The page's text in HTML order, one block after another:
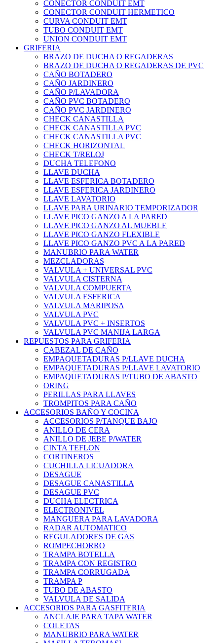
CONECTOR CONDUIT EMT
CONECTOR CONDUIT HERMETICO
CURVA CONDUIT EMT
TUBO CONDUIT EMT
UNION CONDUIT EMT
GRIFERIA
BRAZO DE DUCHA O REGADERAS
BRAZO DE DUCHA O REGADERAS DE PVC
CAÑO BOTADERO
CAÑO JARDINERO
CAÑO P/LAVADORA
CAÑO PVC BOTADERO
CAÑO PVC JARDINERO
CHECK CANASTILLA
CHECK CANASTILLA PVC
CHECK CANASTILLA PVC
CHECK HORIZONTAL
CHECK T/RELOJ
DUCHA TELEFONO
LLAVE DUCHA
LLAVE ESFERICA BOTADERO
LLAVE ESFERICA JARDINERO
LLAVE LAVATORIO
LLAVE PARA URINARIO TEMPORIZADOR
LLAVE PICO GANZO A LA PARED
LLAVE PICO GANZO AL MUEBLE
LLAVE PICO GANZO FLEXIBLE
LLAVE PICO GANZO PVC A LA PARED
MANUBRIO PARA WATER
MEZCLADORAS
VALVULA + UNIVERSAL PVC
VALVULA CISTERNA
VALVULA COMPUERTA
VALVULA ESFERICA
VALVULA MARIPOSA
VALVULA PVC
VALVULA PVC + INSERTOS
VALVULA PVC MANIJA LARGA
REPUESTOS PARA GRIFERIA
CABEZAL DE CAÑO
EMPAQUETADURAS P/LLAVE DUCHA
EMPAQUETADURAS P/LLAVE LAVATORIO
EMPAQUETADURAS P/TUBO DE ABASTO
ORING
PERILLAS PARA LLAVES
TROMPITOS PARA CAÑO
ACCESORIOS BAÑO Y COCINA
ACCESORIOS P/TANQUE BAJO
ANILLO DE CERA
ANILLO DE JEBE P/WATER
CINTA TEFLON
CORTINEROS
CUCHILLA LICUADORA
DESAGUE
DESAGUE CANASTILLA
DESAGUE PVC
DUCHA ELECTRICA
ELECTRONIVEL
MANGUERA PARA LAVADORA
RADAR AUTOMATICO
REGULADORES DE GAS
ROMPECHORRO
TRAMPA BOTELLA
TRAMPA CON REGISTRO
TRAMPA CORRUGADA
TRAMPA P
TUBO DE ABASTO
VALVULA DE SALIDA
ACCESORIOS PARA GASFITERIA
ANCLAJE PARA TAPA WATER
COLETAS
MANUBRIO PARA WATER